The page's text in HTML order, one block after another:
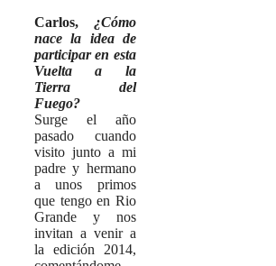
Carlos,
¿Cómo
nace la idea de
participar en esta
Vuelta a la
Tierra del
Fuego?
Surge el año
pasado cuando
visito junto a mi
padre y hermano
a unos primos
que tengo en Rio
Grande y nos
invitan a venir a
la edición 2014,